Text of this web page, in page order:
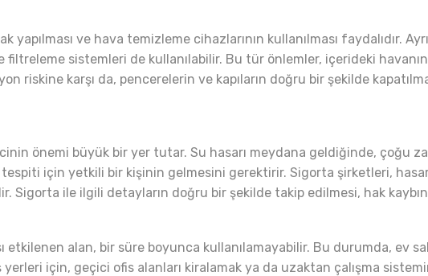
ve hava temizleme cihazlarının kullanılması faydalıdır.
filtreleme sistemleri de kullanılabilir. Bu tür önlemler, içerideki
riskine karşı da, pencerelerin ve kapıların doğru bir şekilde
önemi büyük bir yer tutar. Su hasarı meydana geldiğinde, çoğu
için yetkili bir kişinin gelmesini gerektirir. Sigorta şirketleri,
ile ilgili detayların doğru bir şekilde takip edilmesi, hak
etkilenen alan, bir süre boyunca kullanılamayabilir. Bu durumda, ev
için, geçici ofis alanları kiralamak ya da uzaktan çalışma